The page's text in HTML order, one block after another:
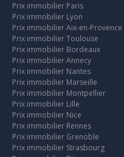
Prix immobilier Paris
Prix immobilier Lyon
Prix immobilier Aix-en-Provence
Prix immobilier Toulouse
Prix immobilier Bordeaux
Prix immobilier Annecy
Prix immobilier Nantes
Prix immobilier Marseille
Prix immobilier Montpellier
Prix immobilier Lille
Prix immobilier Nice
Prix immobilier Rennes
Prix immobilier Grenoble
Prix immobilier Strasbourg